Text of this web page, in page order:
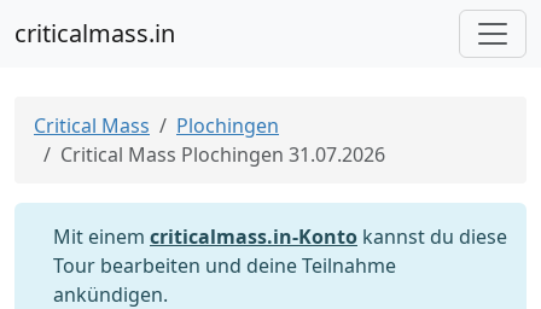
criticalmass.in
Critical Mass
Plochingen
Critical Mass Plochingen 31.07.2026
Mit einem criticalmass.in-Konto kannst du diese
Tour bearbeiten und deine Teilnahme
ankündigen.